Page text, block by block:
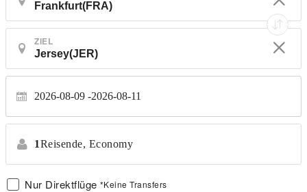
ZIEL
2026-08-09 2026-08-11
1Reisende, Economy
Nur Direktflüge *Keine Transfers